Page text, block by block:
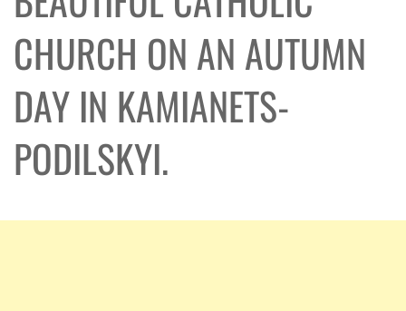
CHURCH ON AN AUTUMN
DAY IN KAMIANETS-
PODILSKYI.